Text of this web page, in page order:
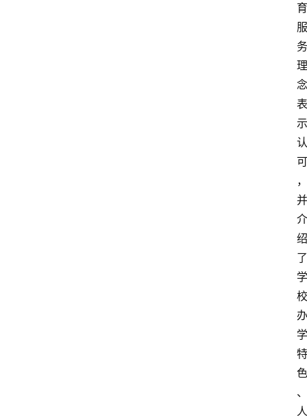
育
服
务
理
念
表
示
认
可
，
并
介
绍
了
学
校
办
学
特
色
、
人